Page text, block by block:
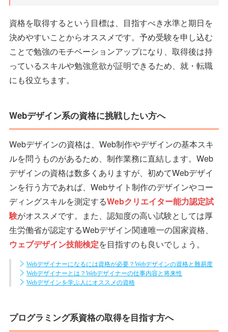
資格を取得するという目標は、目指すべき水準と期日を
決めやすいことからオススメです。予め受験を申し込む
ことで勉強のモチベーションアップになり、取得後は持
っているスキルや勉強意欲が証明できるため、就・転職
にも役立ちます。
Webデザイン系の資格に挑戦したい方へ
Webデザインの資格は、Web制作やデザインの基本スキ
ルを問うものがあるため、制作業務に直結します。Web
デザインの資格は数多くありますが、初めてWebデザイ
ンを行う方であれば、Webサイト制作のデザインやコー
ディングスキルを測定するWebクリエイター能力認定試
験がオススメです。また、認知度の高い試験としては厚
生労働省が認定するWebデザイン関連唯一の国家資格、
ウェブデザイン技能検定を目指すのも良いでしょう。
Webデザイナーになるには資格が必要？Webデザインの資格と難易度
Webデザイナーとは？Webデザイナーの仕事内容と将来性
Webデザインを学ぶ人にオススメの資格
プログラミング系資格の取得を目指す方へ